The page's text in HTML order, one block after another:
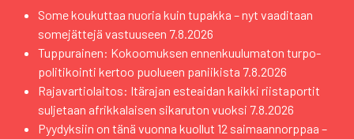
Some koukuttaa nuoria kuin tupakka – nyt vaaditaan
somejättejä vastuuseen 7.8.2026
Tuppurainen: Kokoomuksen ennenkuulumaton turpo-
politikointi kertoo puolueen paniikista 7.8.2026
Rajavartiolaitos: Itärajan esteaidan kaikki riistaportit
suljetaan afrikkalaisen sikaruton vuoksi 7.8.2026
Pyydyksiin on tänä vuonna kuollut 12 saimaannorppaa –